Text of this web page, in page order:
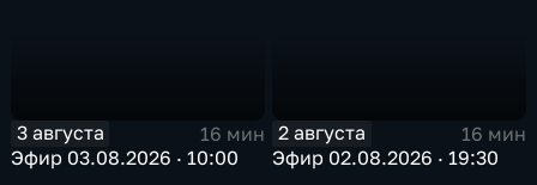
3 августа
16 мин
Эфир 03.08.2026 · 10:00
2 августа
16 мин
Эфир 02.08.2026 · 19:30